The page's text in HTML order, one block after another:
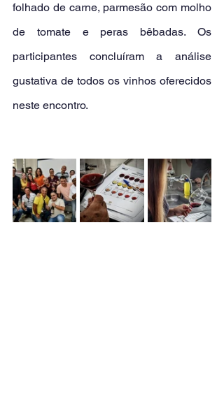
folhado de carne, parmesão com molho
de tomate e peras bêbadas. Os
participantes concluíram a análise
gustativa de todos os vinhos oferecidos
neste encontro.